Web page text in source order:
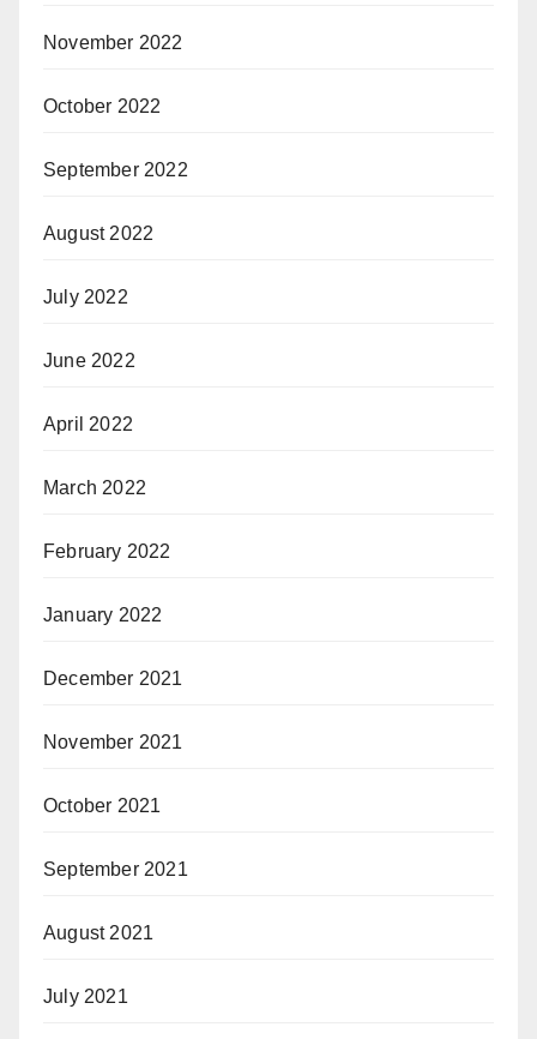
November 2022
October 2022
September 2022
August 2022
July 2022
June 2022
April 2022
March 2022
February 2022
January 2022
December 2021
November 2021
October 2021
September 2021
August 2021
July 2021